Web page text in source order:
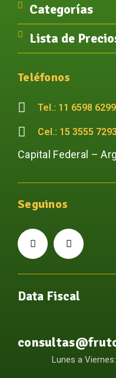
Categorías
Lista de
Teléfonos
Tel.: 11 6598 6299
Cel.: 15 3555 7293
Capital Federal –
Seguinos
Data Fiscal
Lunes a